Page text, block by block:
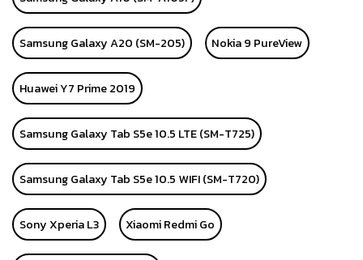
Samsung Galaxy A20 (SM-205) Nokia 9 PureView
Huawei Y7 Prime 2019
Samsung Galaxy Tab S5e 10.5 LTE (SM-T725)
Samsung Galaxy Tab S5e 10.5 WIFI (SM-T720)
Sony Xperia L3 Xiaomi Redmi Go